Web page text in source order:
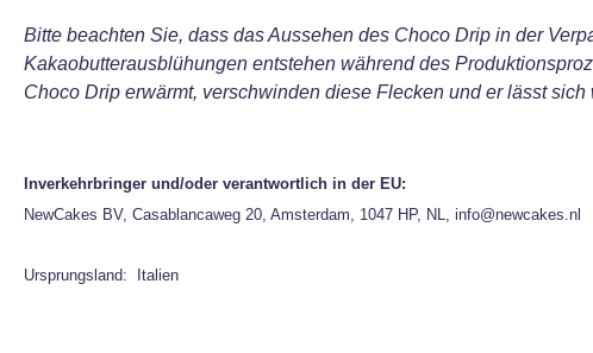
Bitte beachten Sie, dass das Aussehen des Choco Drip in der
Kakaobutterausblühungen entstehen während des
Choco Drip erwärmt, verschwinden diese Flecken und er lässt
Inverkehrbringer und/oder verantwortlich in der EU:
NewCakes BV, Casablancaweg 20, Amsterdam, 1047 HP, NL, info@newcakes.nl
Ursprungsland: Italien